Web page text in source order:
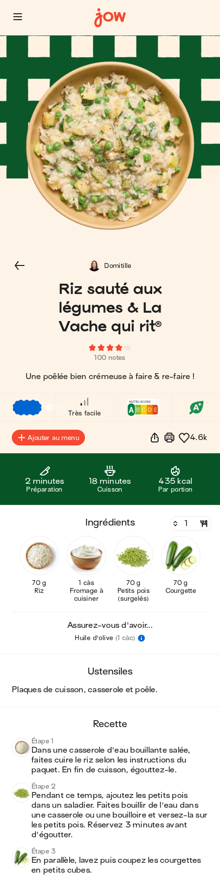
Riz sauté aux
légumes & La
Vache qui rit®
100 notes
Une poêlée bien crémeuse à faire & re-faire !
Domitille
€
Très facile
Ajouter au menu 4.6k
2 minutes
Préparation
18 minutes
Cuisson
435 kcal
Par portion
ingrédients
70 g
Riz
1 càs
Fromage à
cuisiner
70 g
Petits pois
(surgelés)
70 g
Courgette
Assurez-vous d'avoir...
Huile d'olive (1 càc)
ustensiles
plaques de cuisson, casserole et poêle.
recette
Étape 1
Dans une casserole d'eau bouillante salée,
faites cuire le riz selon les instructions du
paquet. En fin de cuisson, égouttez-le.
Étape 2
Pendant ce temps, ajoutez les petits pois
dans un saladier. Faites bouillir de l'eau dans
une casserole ou une bouilloire et versez-la sur
les petits pois. Réservez 3 minutes avant
d'égoutter.
Étape 3
En parallèle, lavez puis coupez les courgettes
en petits cubes.